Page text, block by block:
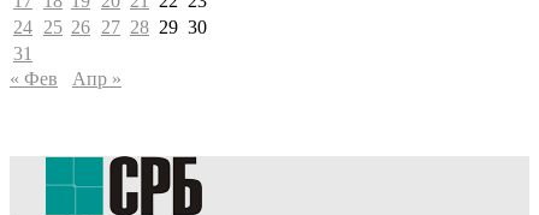
24 25 26 27 28 29 30
31
« Фев
Апр »